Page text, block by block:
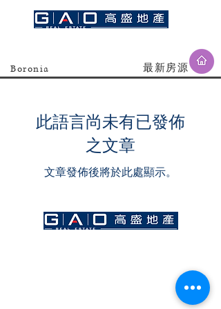
Boronia ​最新房源
此語言尚未有已發佈
之文章
文章發佈後將於此處顯示。